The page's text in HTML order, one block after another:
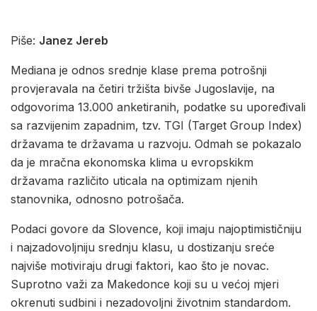
Piše: Janez Jereb
Mediana je odnos srednje klase prema potrošnji
provjeravala na četiri tržišta bivše Jugoslavije, na
odgovorima 13.000 anketiranih, podatke su upoređivali
sa razvijenim zapadnim, tzv. TGI (Target Group Index)
državama te državama u razvoju. Odmah se pokazalo
da je mračna ekonomska klima u evropskikm
državama različito uticala na optimizam njenih
stanovnika, odnosno potrošača.
Podaci govore da Slovence, koji imaju najoptimističniju
i najzadovoljniju srednju klasu, u dostizanju sreće
najviše motiviraju drugi faktori, kao što je novac.
Suprotno važi za Makedonce koji su u većoj mjeri
okrenuti sudbini i nezadovoljni životnim standardom.